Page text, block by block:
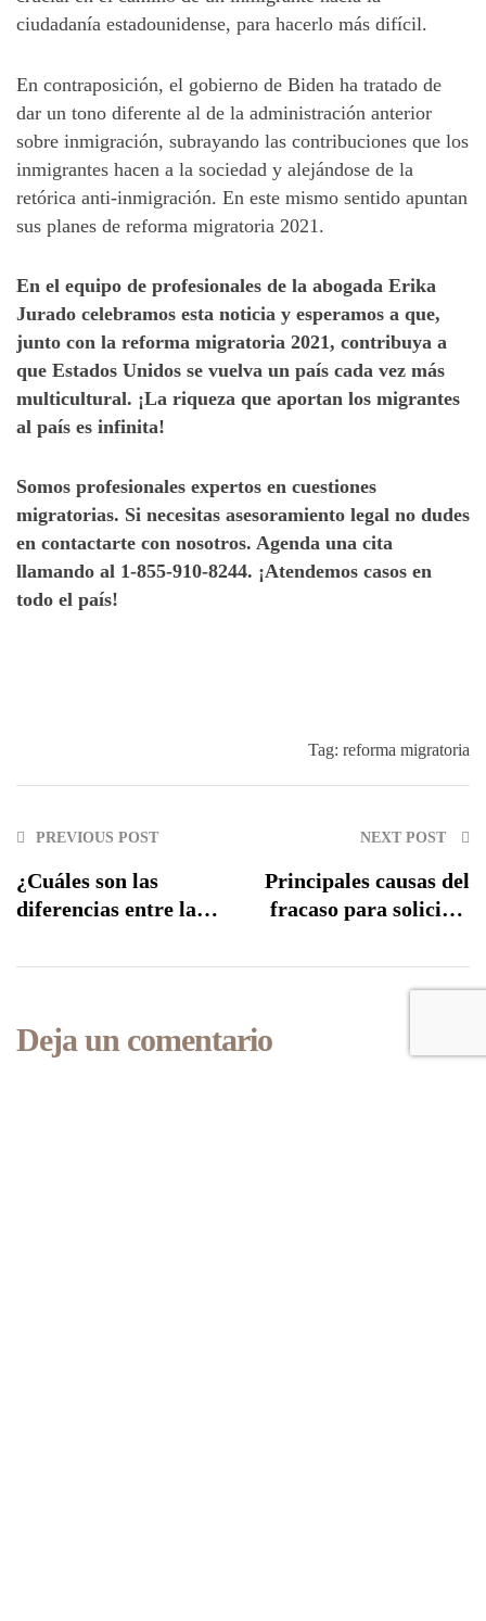
ciudadanía estadounidense, para hacerlo más difícil.
En contraposición, el gobierno de Biden ha tratado de
dar un tono diferente al de la administración anterior
sobre inmigración, subrayando las contribuciones que los
inmigrantes hacen a la sociedad y alejándose de la
retórica anti-inmigración. En este mismo sentido apuntan
sus planes de reforma migratoria 2021.
En el equipo de profesionales de la abogada Erika
Jurado celebramos esta noticia y esperamos a que,
junto con la reforma migratoria 2021, contribuya a
que Estados Unidos se vuelva un país cada vez más
multicultural. ¡La riqueza que aportan los migrantes
al país es infinita!
Somos profesionales expertos en cuestiones
migratorias. Si necesitas asesoramiento legal no dudes
en contactarte con nosotros. Agenda una cita
llamando al 1-855-910-8244. ¡Atendemos casos en
todo el país!
Tag: reforma migratoria
PREVIOUS POST
¿Cuáles son las
diferencias entre la
NEXT POST
Principales causas del
fracaso para solicitar
Unidos
Deja un comentario